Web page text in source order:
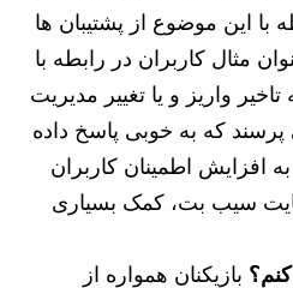
با این موضوع از پشتیبان ها
مثال کاربران در رابطه با
واریز و یا تغییر مدیریت
که به خوبی پاسخ داده
افزایش اطمینان کاربران
سیب بت، کمک بسیاری
بازیکنان همواره از